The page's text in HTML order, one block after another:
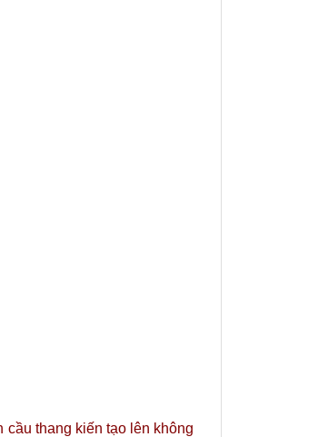
thang kiến tạo lên không